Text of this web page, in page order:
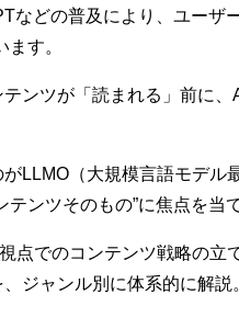
などの普及により、ユーザ
ます。
テンツが「読まれる」前に
LLMO（大規模言語モデ
テンツそのもの”に焦点を当
点でのコンテンツ戦略の立
ジャンル別に体系的に解説